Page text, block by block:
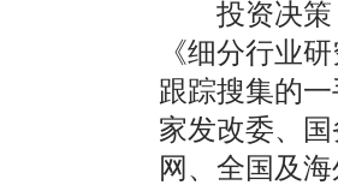
投资决策，
《细分行业
跟踪搜集的
家发改委、
网、全国及